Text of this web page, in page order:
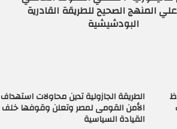
المنهج الصحيح للطريقة القادرية
البودشيشية
الطريقة الجازولية تدين محاولات استهداف
الأمن القومى لمصر وتعلن وقوفها خلف
القيادة السياسية